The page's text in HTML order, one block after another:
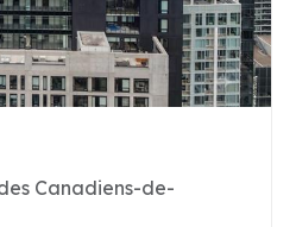
Canadiens-de-